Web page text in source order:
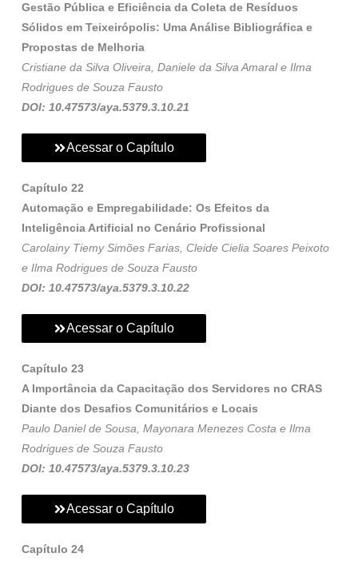
Gestão Pública e Eficiência da Coleta de Resíduos
Sólidos em Teixeirópolis: Uma Análise Bibliográfica e
Propostas de Melhoria
Cristiane da Silva Oliveira, Daniele da Silva Amaral e Ilma
Rodrigues de Souza Fausto
DOI: 10.47573/aya.5379.3.10.21
Acessar o Capítulo
Capítulo 22
Automação e Empregabilidade: Os Efeitos da
Inteligência Artificial no Cenário Profissional
Carolainy Tiemy Simões Farias, Cleide Cielia Soares Peixoto
e Ilma Rodrigues de Souza Fausto
DOI: 10.47573/aya.5379.3.10.22
Acessar o Capítulo
Capítulo 23
A Importância da Capacitação dos Servidores no CRAS
Diante dos Desafios Comunitários e Locais
Paulo Daniel de Sousa, Mayonara Menezes Costa e Ilma
Rodrigues de Souza Fausto
DOI: 10.47573/aya.5379.3.10.23
Acessar o Capítulo
Capítulo 24